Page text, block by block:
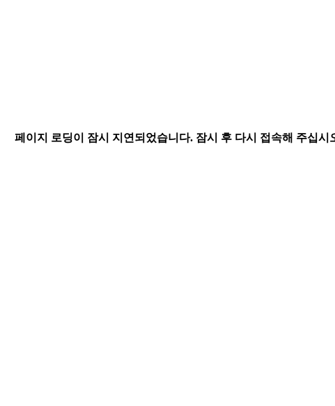
페이지 로딩이 잠시 지연되었습니다. 잠시 후 다시 접속해 주십시